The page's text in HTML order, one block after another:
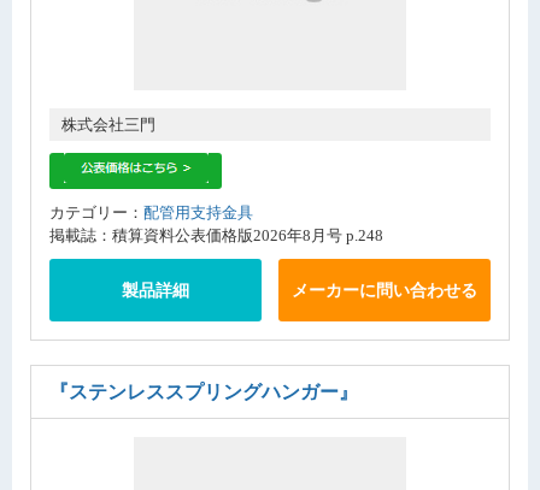
株式会社三門
カテゴリー： 配管用支持金具
掲載誌：積算資料公表価格版2026年8月号 p.248
製品詳細 メーカーに問い合わせる
『ステンレススプリングハンガー』